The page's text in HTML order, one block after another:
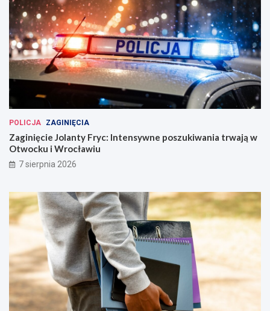
POLICJA ZAGINIĘCIA
Zaginięcie Jolanty Fryc: Intensywne poszukiwania trwają w
Otwocku i Wrocławiu
7 sierpnia 2026